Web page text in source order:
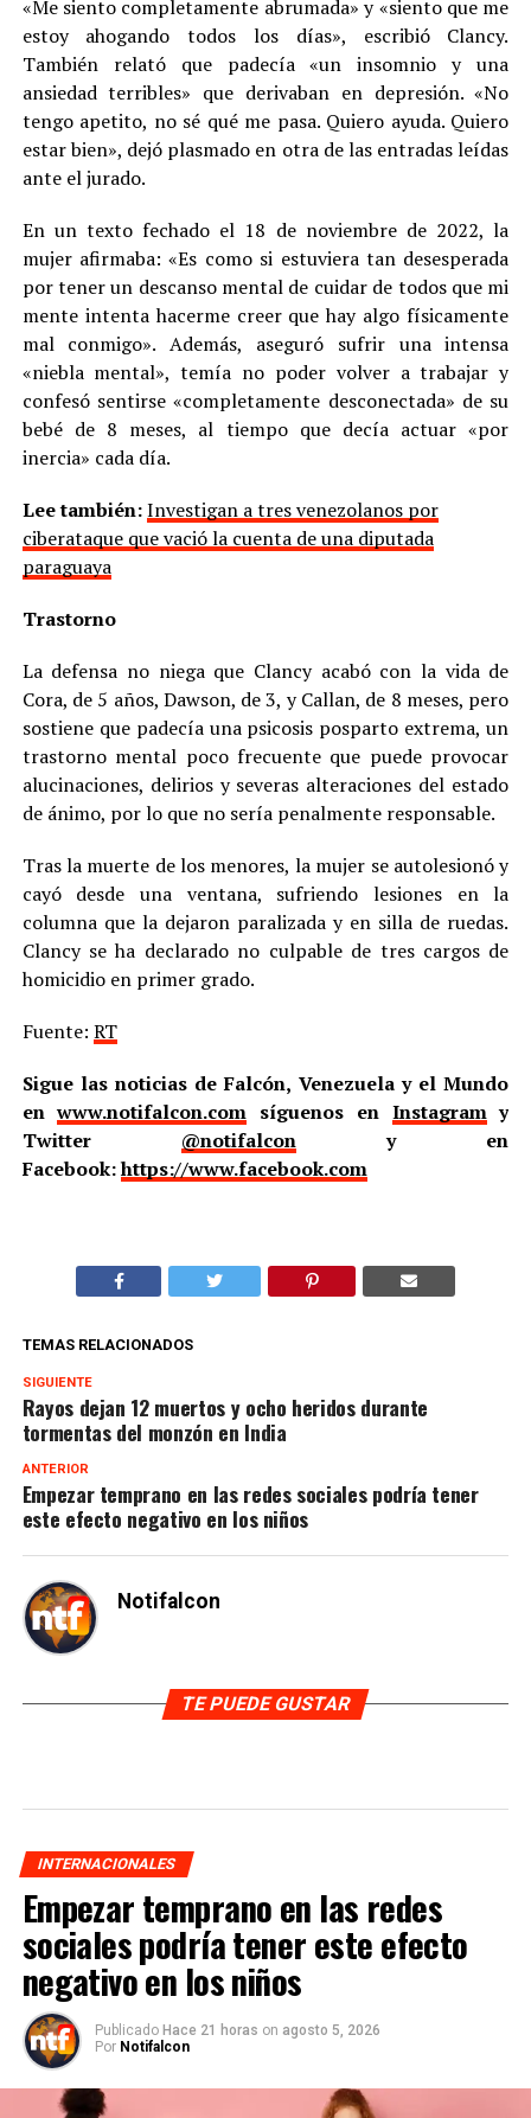
«Me siento completamente abrumada» y «siento que me
estoy ahogando todos los días», escribió Clancy.
También relató que padecía «un insomnio y una
ansiedad terribles» que derivaban en depresión. «No
tengo apetito, no sé qué me pasa. Quiero ayuda. Quiero
estar bien», dejó plasmado en otra de las entradas leídas
ante el jurado.
En un texto fechado el 18 de noviembre de 2022, la
mujer afirmaba: «Es como si estuviera tan desesperada
por tener un descanso mental de cuidar de todos que mi
mente intenta hacerme creer que hay algo físicamente
mal conmigo». Además, aseguró sufrir una intensa
«niebla mental», temía no poder volver a trabajar y
confesó sentirse «completamente desconectada» de su
bebé de 8 meses, al tiempo que decía actuar «por
inercia» cada día.
Lee también:Investigan a tres venezolanos por
ciberataque que vació la cuenta de una diputada
paraguaya
Trastorno
La defensa no niega que Clancy acabó con la vida de
Cora, de 5 años, Dawson, de 3, y Callan, de 8 meses, pero
sostiene que padecía una psicosis posparto extrema, un
trastorno mental poco frecuente que puede provocar
alucinaciones, delirios y severas alteraciones del estado
de ánimo, por lo que no sería penalmente responsable.
Tras la muerte de los menores, la mujer se autolesionó y
cayó desde una ventana, sufriendo lesiones en la
columna que la dejaron paralizada y en silla de ruedas.
Clancy se ha declarado no culpable de tres cargos de
homicidio en primer grado.
Fuente: RT
Sigue las noticias de Falcón, Venezuela y el Mundo
enwww.notifalcon.com síguenos en Instagramy
Twitter @notifalcony en
Facebook:https://www.facebook.com
TEMAS RELACIONADOS
SIGUIENTE
Rayos dejan 12 muertos y ocho heridos durante
tormentas del monzón en India
ANTERIOR
Empezar temprano en las redes sociales podría tener
este efecto negativo en los niños
Notifalcon
TE PUEDE GUSTAR
INTERNACIONALES
Empezar temprano en las redes
sociales podría tener este efecto
negativo en los niños
Publicado Hace 21 horas on agosto 5, 2026
Por Notifalcon